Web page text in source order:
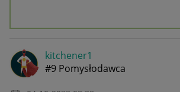
kitchener1
#9 Pomysłodawca